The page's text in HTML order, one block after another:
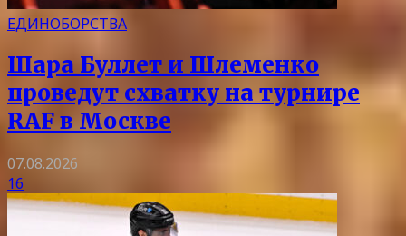
ЕДИНОБОРСТВА
Шара Буллет и Шлеменко
проведут схватку на турнире
RAF в Москве
07.08.2026
16